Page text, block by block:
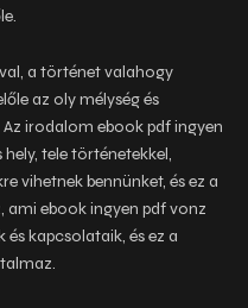
a történet valahogy
az oly mélység és
irodalom ebook pdf ingyen
tele történetekkel,
vihetnek bennünket, és ez a
ami ebook ingyen pdf vonz
kapcsolataik, és ez a